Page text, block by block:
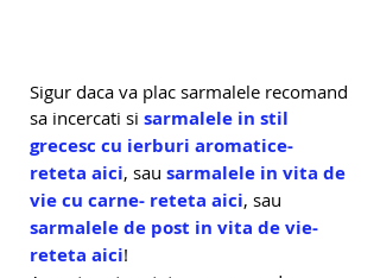
Sigur daca va plac sarmalele recomand
sa incercati si sarmalele in stil
grecesc cu ierburi aromatice-
reteta aici, sau sarmalele in vita de
vie cu carne- reteta aici, sau
sarmalele de post in vita de vie-
reteta aici!